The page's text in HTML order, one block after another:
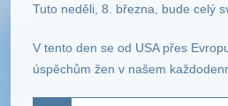
Tuto neděli, 8. března, bude celý
V tento den se od USA přes
úspěchům žen v našem